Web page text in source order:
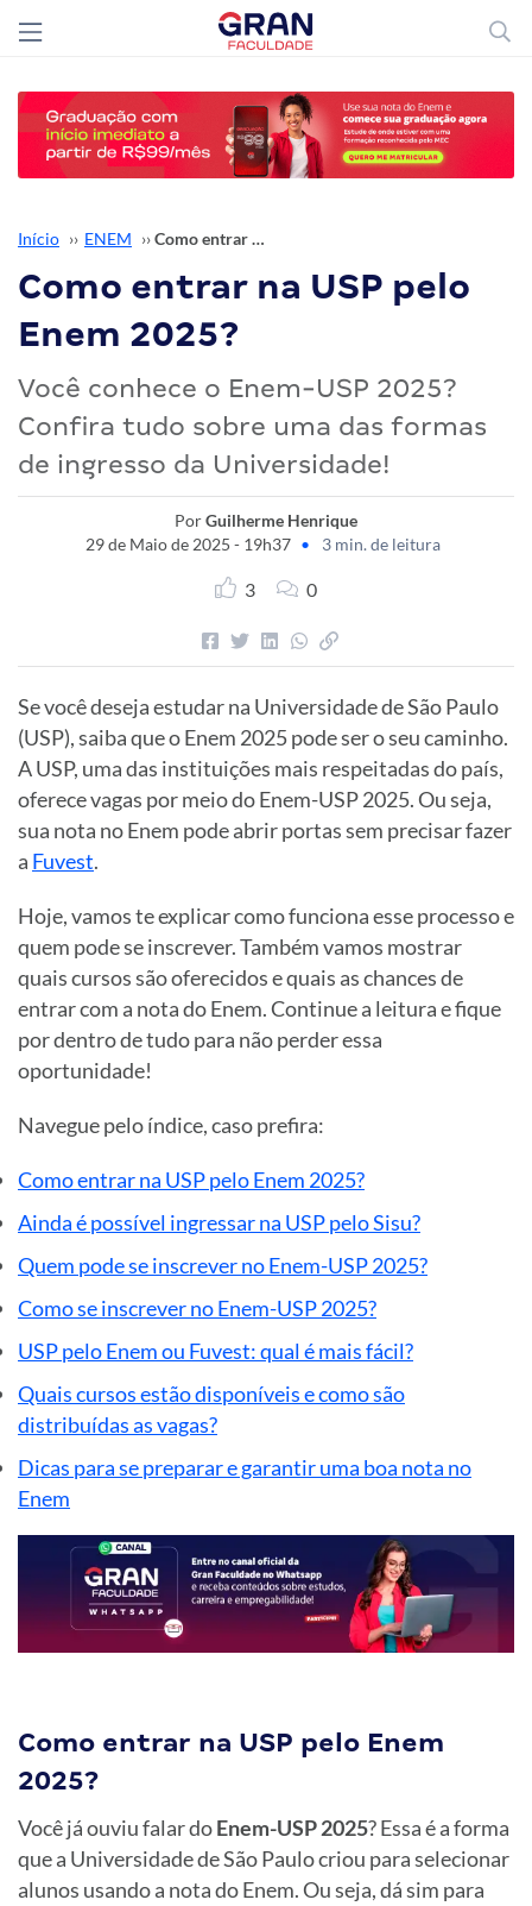
Início ›› ENEM ›› Como entrar na USP pelo Enem 2025?
Como entrar na USP pelo
Enem 2025?
Você conhece o Enem-USP 2025?
Confira tudo sobre uma das formas
de ingresso da Universidade!
PorGuilherme Henrique
29 de Maio de 2025 - 19h37 • 3 min. de leitura
3 0
Se você deseja estudar na Universidade de São Paulo
(USP), saiba que o Enem 2025 pode ser o seu caminho.
A USP, uma das instituições mais respeitadas do país,
oferece vagas por meio do Enem-USP 2025. Ou seja,
sua nota no Enem pode abrir portas sem precisar fazer
a Fuvest.
Hoje, vamos te explicar como funciona esse processo e
quem pode se inscrever. Também vamos mostrar
quais cursos são oferecidos e quais as chances de
entrar com a nota do Enem. Continue a leitura e fique
por dentro de tudo para não perder essa
oportunidade!
Navegue pelo índice, caso prefira:
Como entrar na USP pelo Enem 2025?
Ainda é possível ingressar na USP pelo Sisu?
Quem pode se inscrever no Enem-USP 2025?
Como se inscrever no Enem-USP 2025?
USP pelo Enem ou Fuvest: qual é mais fácil?
Quais cursos estão disponíveis e como são
distribuídas as vagas?
Dicas para se preparar e garantir uma boa nota no
Enem
Como entrar na USP pelo Enem
2025?
Você já ouviu falar doEnem-USP 2025? Essa é a forma
que a Universidade de São Paulo criou para selecionar
alunos usando a nota do Enem. Ou seja, dá sim para